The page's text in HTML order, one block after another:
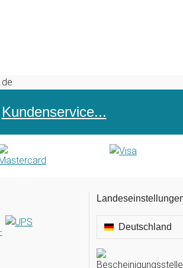
Kundenservice...
Deutschland